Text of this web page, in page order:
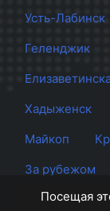
Усть-Лабинск
Геленджик
Хадыженск
Майкоп
За рубежом
Посещая